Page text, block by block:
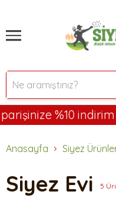
%10 indirim
Anasayfa Siyez
Siyez Evi 5